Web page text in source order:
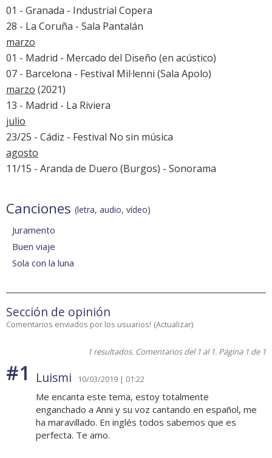
01 - Granada - Industrial Copera
28 - La Coruña - Sala Pantalán
marzo
01 - Madrid - Mercado del Diseño (en acústico)
07 - Barcelona - Festival Mil·lenni (Sala Apolo)
marzo (2021)
13 - Madrid - La Riviera
julio
23/25 - Cádiz - Festival No sin música
agosto
11/15 - Aranda de Duero (Burgos) - Sonorama
Canciones (letra, audio, vídeo)
Juramento
Buen viaje
Sola con la luna
Sección de opinión
Comentarios enviados por los usuarios! (Actualizar)
1 resultados. Comentarios del 1 al 1. Página 1 de 1
#1 Luismi 10/03/2019 | 01:22
Me encanta este tema, estoy totalmente
enganchado a Anni y su voz cantando en español, me
ha maravillado. En inglés todos sabemos que es
perfecta. Te amo.